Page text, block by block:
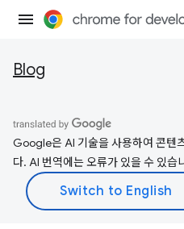
Blog
Google은 AI 기술을 사용하여 콘텐
다. AI 번역에는 오류가 있을 수 있습